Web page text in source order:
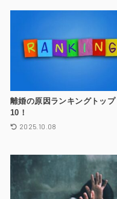
離婚の原因ランキングトップ
10！
2025.10.08